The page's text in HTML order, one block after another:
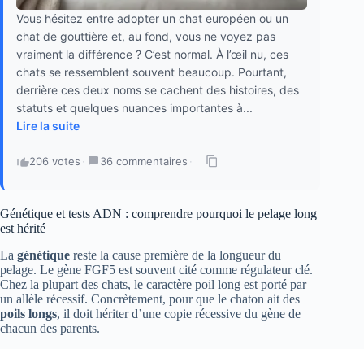
Vous hésitez entre adopter un chat européen ou un
chat de gouttière et, au fond, vous ne voyez pas
vraiment la différence ? C’est normal. À l’œil nu, ces
chats se ressemblent souvent beaucoup. Pourtant,
derrière ces deux noms se cachent des histoires, des
statuts et quelques nuances importantes à...
Lire la suite
206 votes · 36 commentaires ·
Génétique et tests ADN : comprendre pourquoi le pelage long
est hérité
La génétique reste la cause première de la longueur du
pelage. Le gène FGF5 est souvent cité comme régulateur clé.
Chez la plupart des chats, le caractère poil long est porté par
un allèle récessif. Concrètement, pour que le chaton ait des
poils longs, il doit hériter d’une copie récessive du gène de
chacun des parents.